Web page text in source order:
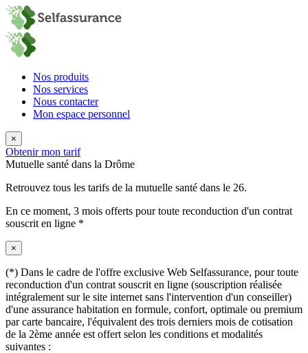
Nos produits
Nos services
Nous contacter
Mon espace personnel
×
Obtenir mon tarif
Mutuelle santé dans la Drôme
Retrouvez tous les tarifs de la mutuelle santé dans le 26.
En ce moment, 3 mois offerts pour toute reconduction d'un contrat
souscrit en ligne *
×
(*) Dans le cadre de l'offre exclusive Web Selfassurance, pour toute
reconduction d'un contrat souscrit en ligne (souscription réalisée
intégralement sur le site internet sans l'intervention d'un conseiller)
d'une assurance habitation en formule, confort, optimale ou premium
par carte bancaire, l'équivalent des trois derniers mois de cotisation
de la 2ème année est offert selon les conditions et modalités
suivantes :